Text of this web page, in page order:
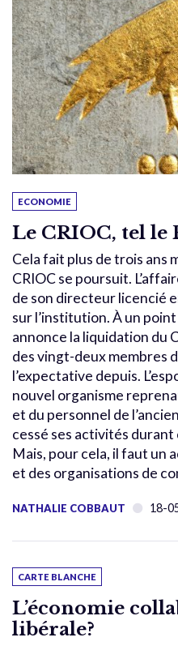
ECONOMIE
Le CRIOC, tel le
Cela fait plus de trois ans
CRIOC se poursuit.
de son directeur licencié
sur l’institution. À un
annonce la liquidation du
des vingt-deux membres
l’expectative depuis.
nouvel organisme
et du personnel de
cessé ses activités
Mais, pour cela, il faut un
et des organisations de
NATHALIE COBBAUT 18-
CARTE BLANCHE
L’économie
libérale?